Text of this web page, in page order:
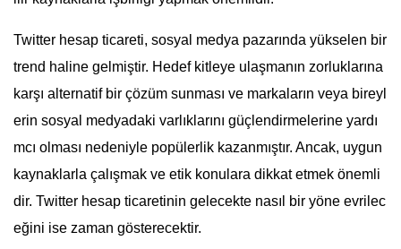
Twitter hesap ticareti, sosyal medya pazarında yükselen bir
trend haline gelmiştir. Hedef kitleye ulaşmanın zorluklarına
karşı alternatif bir çözüm sunması ve markaların veya bireyl
erin sosyal medyadaki varlıklarını güçlendirmelerine yardı
mcı olması nedeniyle popülerlik kazanmıştır. Ancak, uygun
kaynaklarla çalışmak ve etik konulara dikkat etmek önemli
dir. Twitter hesap ticaretinin gelecekte nasıl bir yöne evrilec
eğini ise zaman gösterecektir.